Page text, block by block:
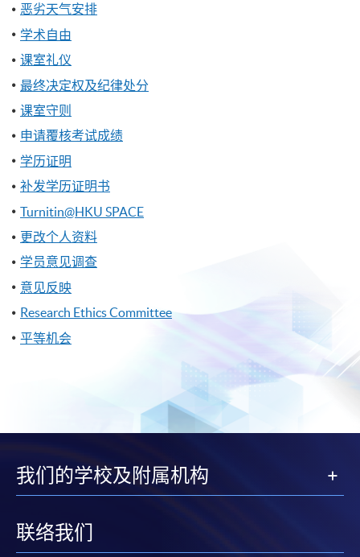
恶劣天气安排
学术自由
课室礼仪
最终决定权及纪律处分
课室守则
申请覆核考试成绩
学历证明
补发学历证明书
Turnitin@HKU SPACE
更改个人资料
学员意见调查
意见反映
Research Ethics Committee
平等机会
我们的学校及附属机构
联络我们